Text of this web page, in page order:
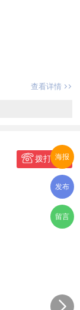
海报
发布
留言
查看详情
拨打电话
休，要求能长干